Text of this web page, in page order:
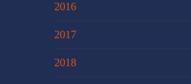
2016
2017
2018